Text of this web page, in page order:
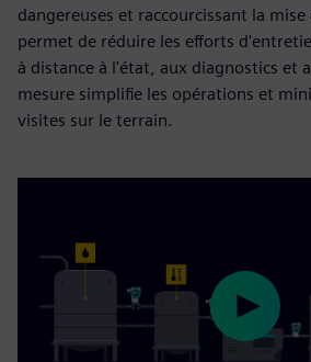
dangereuses et raccourcissant la mise
permet de réduire les efforts
à distance à l'état, aux diagnostics et
mesure simplifie les opérations et
visites sur le terrain.
Play